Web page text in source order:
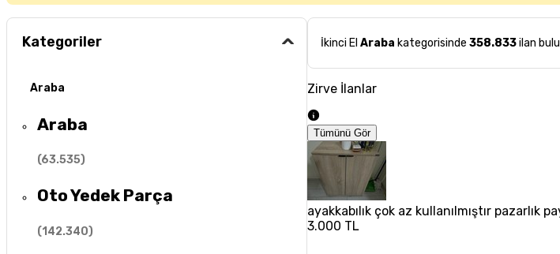
Kategoriler
Araba
Araba
(63.535)
Oto Yedek Parça
(142.340)
İkinci ElAraba kategorisinde 358.833ilan
Zirve İlanlar
Tümünü Gör
ayakkabılık çok az kullanılmıştır pazarlık
3.000 TL